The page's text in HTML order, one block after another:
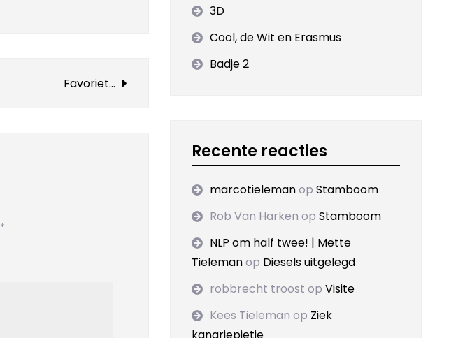
Favoriet…
*
3D
Cool, de Wit en Erasmus
Badje 2
Recente reacties
marcotielemanop Stamboom
Rob Van Harken op Stamboom
NLP om half twee! | Mette
Tielemanop Diesels uitgelegd
robbrecht troost op Visite
Kees Tieleman op Ziek